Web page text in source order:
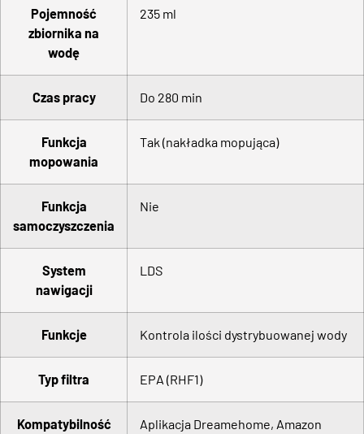
Pojemność
zbiornika na
wodę
235 ml
Czas pracy Do 280 min
Funkcja
mopowania
Tak (nakładka mopująca)
Funkcja
samoczyszczenia
Nie
System
nawigacji
LDS
Funkcje Kontrola ilości dystrybuowanej wody
Typ filtra EPA (RHF1)
Kompatybilność
Aplikacja Dreamehome, Amazon